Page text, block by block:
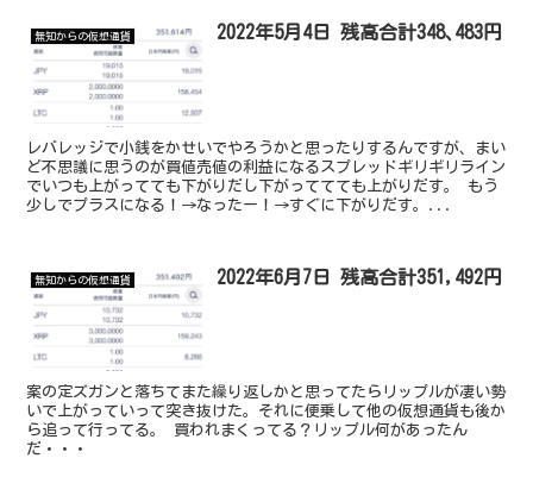
無知からの仮想通貨 2022年5月4日 残高合計348､483円
レバレッジで小銭をかせいでやろうかと思ったりするんですが、まい
ど不思議に思うのが買値売値の利益になるスプレッドギリギリライン
でいつも上がってても下がりだし下がっててても上がりだす。 もう
少しでプラスになる！→なったー！→すぐに下がりだす。...
無知からの仮想通貨 2022年6月7日 残高合計351,492円
案の定ズガンと落ちてまた繰り返しかと思ってたらリップルが凄い勢
いで上がっていって突き抜けた。それに便乗して他の仮想通貨も後か
ら追って行ってる。 買われまくってる？リップル何があったん
だ・・・